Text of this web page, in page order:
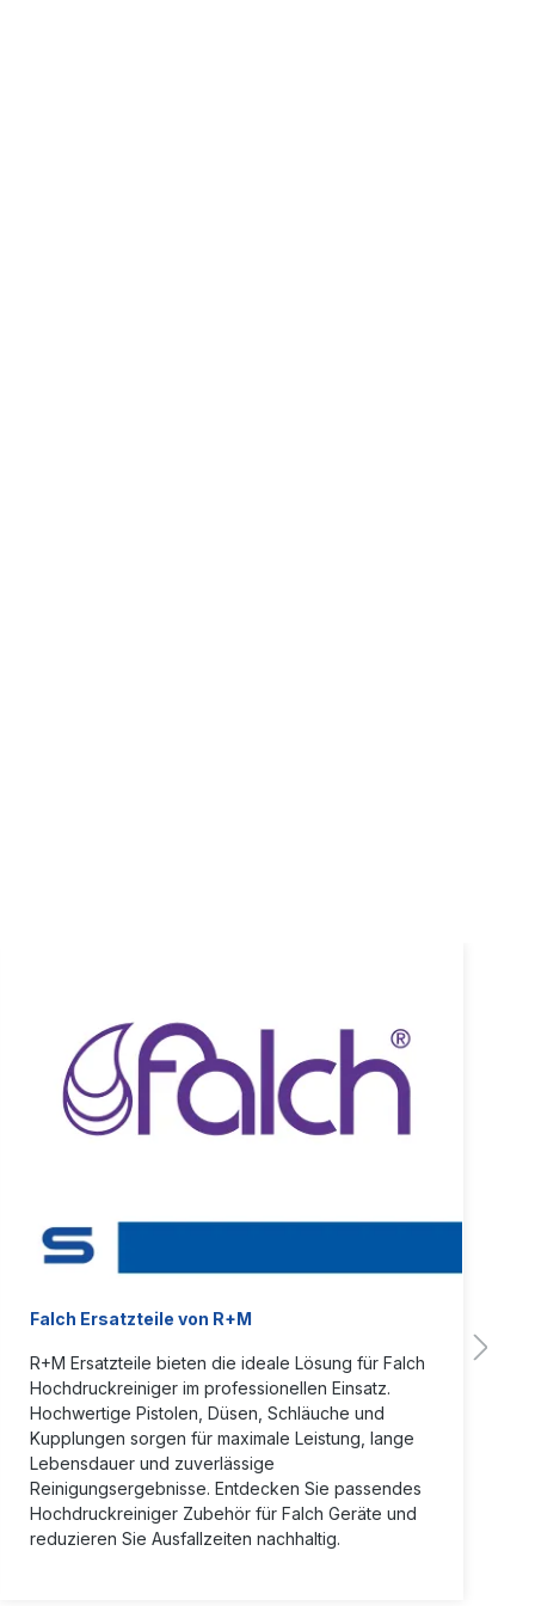
Falch Ersatzteile von R+M
R+M Ersatzteile bieten die ideale Lösung für Falch
Hochdruckreiniger im professionellen Einsatz.
Hochwertige Pistolen, Düsen, Schläuche und
Kupplungen sorgen für maximale Leistung, lange
Lebensdauer und zuverlässige
Reinigungsergebnisse. Entdecken Sie passendes
Hochdruckreiniger Zubehör für Falch Geräte und
reduzieren Sie Ausfallzeiten nachhaltig.